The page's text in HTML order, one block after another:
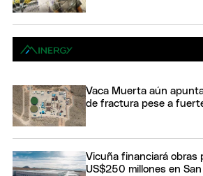
Vaca Muerta aún
de fractura pese a
Vicuña financiará obras
US$250 millones en